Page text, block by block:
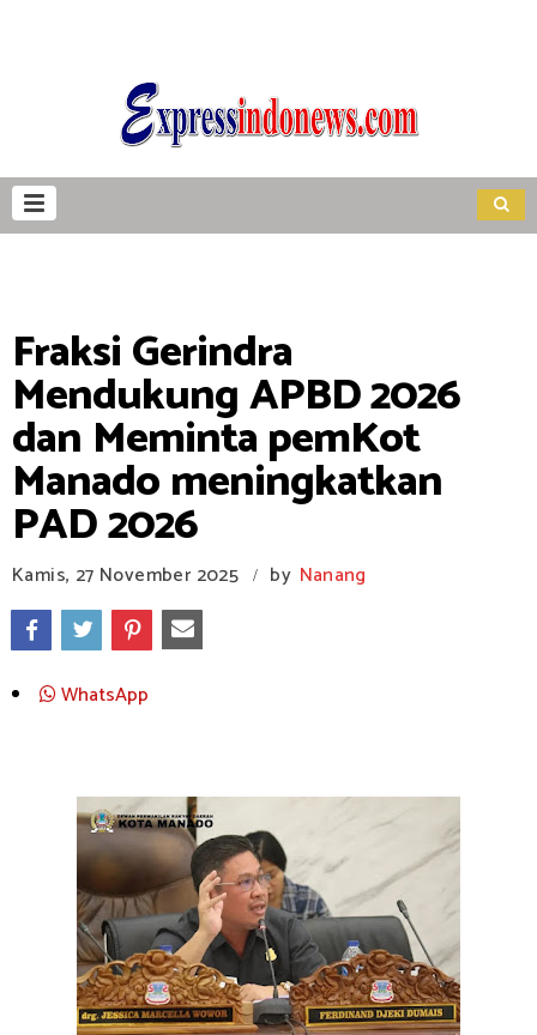
Fraksi Gerindra
Mendukung APBD 2026
dan Meminta pemKot
Manado meningkatkan
PAD 2026
Kamis, 27 November 2025 / by Nanang
WhatsApp